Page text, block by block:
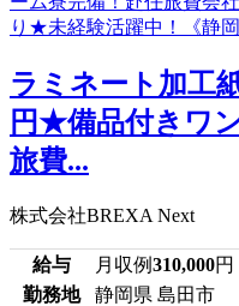
ラミネート加工
円★備品付きワ
旅費...
株式会社BREXA Next
給与 月収例310,000円
勤務地
静岡県 島田市